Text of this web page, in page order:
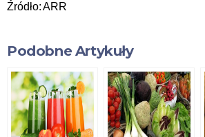
Źródło: ARR
Podobne Artykuły